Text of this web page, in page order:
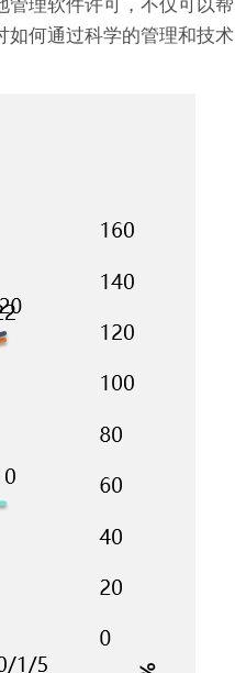
如何通过科学的管理和技术